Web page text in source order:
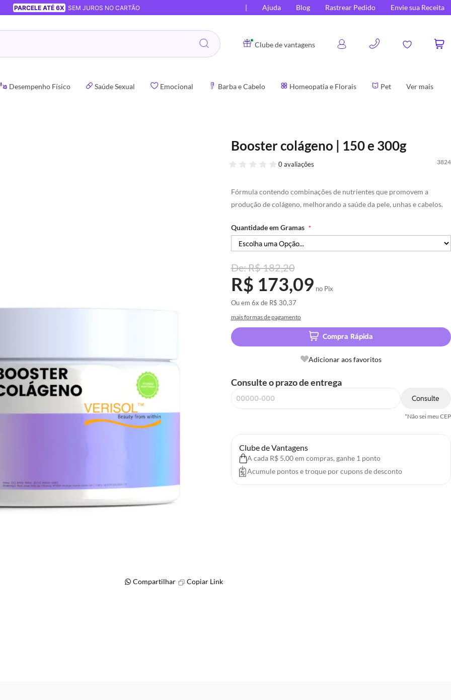
PARCELE ATÉ 6X SEM JUROS NO CARTÃO Ajuda Blog Rastrear Pedido Envie sua Receita
Clube de vantagens
0
Desempenho Físico Saúde Sexual Emocional Barba e Cabelo Homeopatia e Florais Pet Ver mais
Booster colágeno | 150 e 300g
3824
0 avaliações
Fórmula contendo combinações de nutrientes que promovem a
produção de colágeno, melhorando a saúde da pele, unhas e cabelos.
Quantidade em Gramas
R$ 182,20
R$ 173,09 no Pix
Ou em 6x de R$ 30,37
mais formas de pagamento
Compra Rápida
Adicionar aos favoritos
Consulte o prazo de entrega
Consulte
*Não sei meu CEP
Clube de Vantagens
A cada R$ 5,00 em compras, ganhe 1 ponto
Acumule pontos e troque por cupons de desconto
Compartilhar Copiar Link